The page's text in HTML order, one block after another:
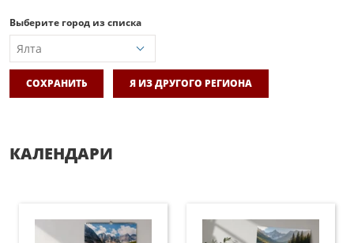
Выберите город из списка
СОХРАНИТЬ Я ИЗ ДРУГОГО РЕГИОНА
КАЛЕНДАРИ